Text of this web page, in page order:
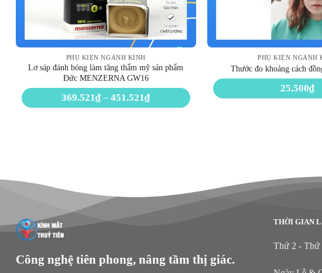
PHỤ KIỆN NGÀNH KÍNH
Lơ sáp đánh bóng làm tăng thẩm mỹ sản phẩm
Đức MENZERNA GW16
369.521₫ – 451.521₫Khoảng
giá:
PHỤ KIỆN NGÀNH
Thước đo khoảng cách
25.500₫
Công nghệ tiên phong, nâng tầm thị giác.
THỜI GIAN
Thứ 2 - Thứ